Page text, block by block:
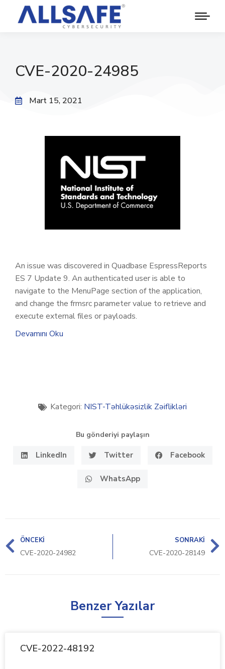
CVE-2020-24985
Mart 15, 2021
An issue was discovered in Quadbase EspressReports
ES 7 Update 9. An authenticated user is able to
navigate to the MenuPage section of the application,
and change the frmsrc parameter value to retrieve and
execute external files or payloads.
Devamını Oku
Kategori: NIST-Təhlükəsizlik Zəiflikləri
Bu gönderiyi paylaşın
LinkedIn Twitter Facebook
WhatsApp
ÖNCEKI
CVE-2020-24982
SONRAKI
CVE-2020-28149
Benzer Yazılar
CVE-2022-48192